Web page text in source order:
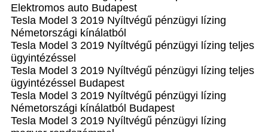
Elektromos auto‎ Budapest
Tesla Model 3 2019 Nyíltvégű pénzügyi lízing
Németországi kínálatból
Tesla Model 3 2019 Nyíltvégű pénzügyi lízing teljes
ügyintézéssel
Tesla Model 3 2019 Nyíltvégű pénzügyi lízing teljes
ügyintézéssel Budapest
Tesla Model 3 2019 Nyíltvégű pénzügyi lízing
Németországi kínálatból Budapest
Tesla Model 3 2019 Nyíltvégű pénzügyi lízing